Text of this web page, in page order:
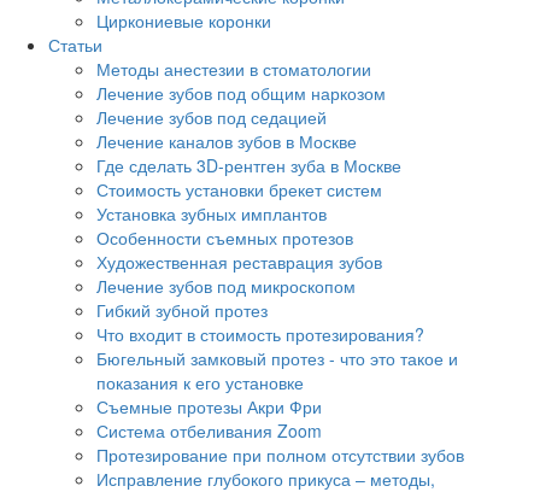
Циркониевые коронки
Статьи
Методы анестезии в стоматологии
Лечение зубов под общим наркозом
Лечение зубов под седацией
Лечение каналов зубов в Москве
Где сделать 3D-рентген зуба в Москве
Стоимость установки брекет систем
Установка зубных имплантов
Особенности съемных протезов
Художественная реставрация зубов
Лечение зубов под микроскопом
Гибкий зубной протез
Что входит в стоимость протезирования?
Бюгельный замковый протез - что это такое и
показания к его установке
Съемные протезы Акри Фри
Система отбеливания Zoom
Протезирование при полном отсутствии зубов
Исправление глубокого прикуса – методы,